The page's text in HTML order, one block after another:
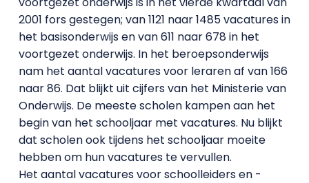
2001 fors gestegen; van 1121 naar 1485 vacatures in
het basisonderwijs en van 611 naar 678 in het
voortgezet onderwijs. In het beroepsonderwijs
nam het aantal vacatures voor leraren af van 166
naar 86. Dat blijkt uit cijfers van het Ministerie van
Onderwijs. De meeste scholen kampen aan het
begin van het schooljaar met vacatures. Nu blijkt
dat scholen ook tijdens het schooljaar moeite
hebben om hun vacatures te vervullen.
Het aantal vacatures voor schoolleiders en -